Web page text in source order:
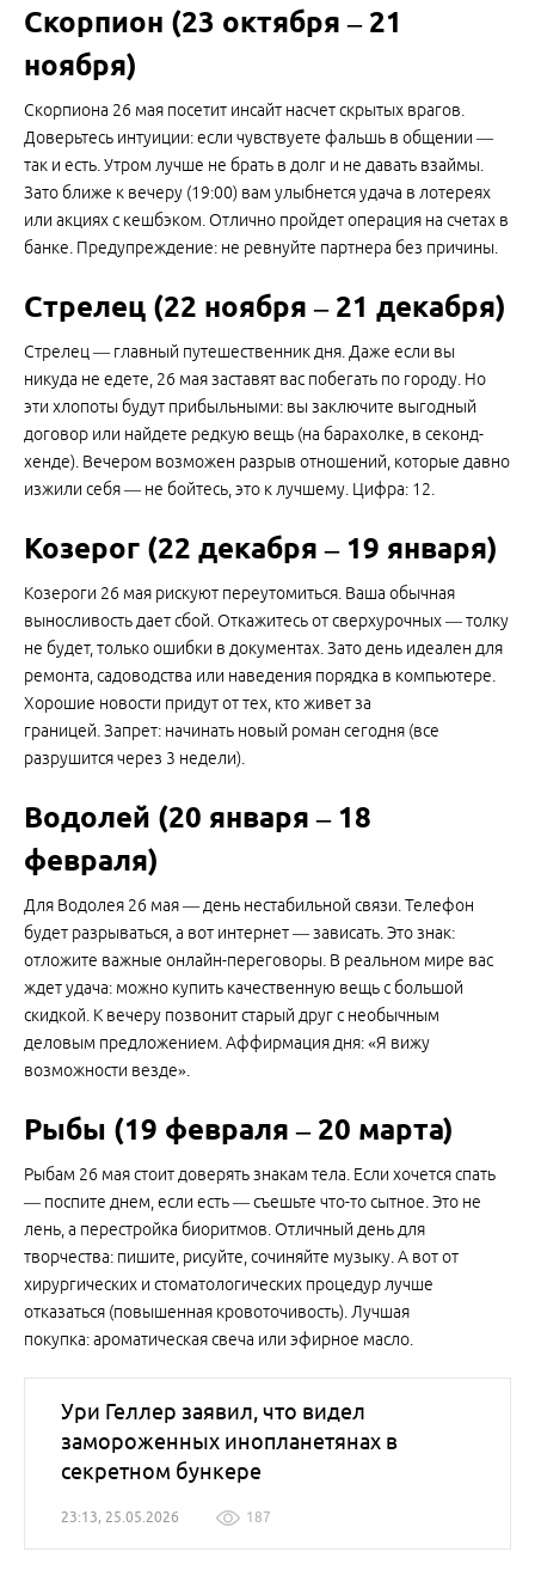
Скорпион (23 октября – 21
ноября)
Скорпиона 26 мая посетит инсайт насчет скрытых врагов.
Доверьтесь интуиции: если чувствуете фальшь в общении —
так и есть. Утром лучше не брать в долг и не давать взаймы.
Зато ближе к вечеру (19:00) вам улыбнется удача в лотереях
или акциях с кешбэком. Отлично пройдет операция на счетах в
банке. Предупреждение: не ревнуйте партнера без причины.
Стрелец (22 ноября – 21 декабря)
Стрелец — главный путешественник дня. Даже если вы
никуда не едете, 26 мая заставят вас побегать по городу. Но
эти хлопоты будут прибыльными: вы заключите выгодный
договор или найдете редкую вещь (на барахолке, в секонд-
хенде). Вечером возможен разрыв отношений, которые давно
изжили себя — не бойтесь, это к лучшему. Цифра: 12.
Козерог (22 декабря – 19 января)
Козероги 26 мая рискуют переутомиться. Ваша обычная
выносливость дает сбой. Откажитесь от сверхурочных — толку
не будет, только ошибки в документах. Зато день идеален для
ремонта, садоводства или наведения порядка в компьютере.
Хорошие новости придут от тех, кто живет за
границей. Запрет: начинать новый роман сегодня (все
разрушится через 3 недели).
Водолей (20 января – 18
февраля)
Для Водолея 26 мая — день нестабильной связи. Телефон
будет разрываться, а вот интернет — зависать. Это знак:
отложите важные онлайн-переговоры. В реальном мире вас
ждет удача: можно купить качественную вещь с большой
скидкой. К вечеру позвонит старый друг с необычным
деловым предложением. Аффирмация дня: «Я вижу
возможности везде».
Рыбы (19 февраля – 20 марта)
Рыбам 26 мая стоит доверять знакам тела. Если хочется спать
— поспите днем, если есть — съешьте что-то сытное. Это не
лень, а перестройка биоритмов. Отличный день для
творчества: пишите, рисуйте, сочиняйте музыку. А вот от
хирургических и стоматологических процедур лучше
отказаться (повышенная кровоточивость). Лучшая
покупка: ароматическая свеча или эфирное масло.
Ури Геллер заявил, что видел
замороженных инопланетянах в
секретном бункере
23:13, 25.05.2026 187